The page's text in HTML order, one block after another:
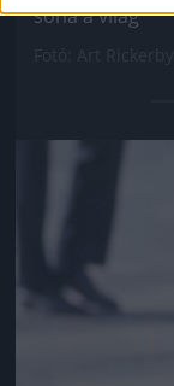
soha a világ